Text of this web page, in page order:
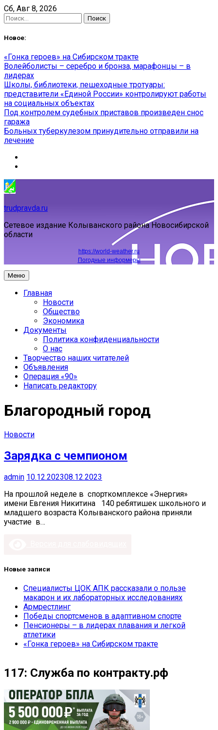
Skip
to
content
Сб, Авг 8, 2026
Найти:
Новое:
«Гонка героев» на Сибирском тракте
Волейболисты – серебро и бронза, марафонцы – в
лидерах
Школы, библиотеки, пешеходные тротуары:
представители «Единой России» контролируют работы
на социальных объектах
Под контролем судебных приставов произведен снос
гаража
Больных туберкулезом принудительно отправили на
лечение
trudpravda.ru
Сетевое издание Колыванского района Новосибирской
области
https://world-weather.ru
Погодные информеры
Меню
Главная
Новости
Общество
Экономика
Документы
Политика конфиденциальности
О нас
Творчество наших читателей
Объявления
Операция «90»
Написать редактору
Благородный город
Новости
Зарядка с чемпионом
admin 10.12.202308.12.2023
На прошлой неделе в спорткомплексе «Энергия»
имени Евгения Никитина 140 ребятишек школьного и
младшего возраста Колыванского района приняли
участие в…
Новые записи
Специалисты ЦОК АПК рассказали о пользе
макарон и их лабораторных исследованиях
Армрестлинг
Победы спортсменов в адаптивном спорте
Пенсионеры – в лидерах плавания и легкой
атлетики
«Гонка героев» на Сибирском тракте
117: Служба по контракту.рф